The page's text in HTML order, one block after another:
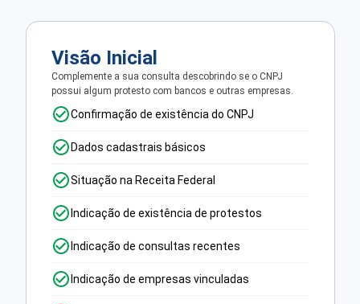
Visão Inicial
Complemente a sua consulta descobrindo se o CNPJ
possui algum protesto com bancos e outras empresas.
Confirmação de existência do CNPJ
Dados cadastrais básicos
Situação na Receita Federal
Indicação de existência de protestos
Indicação de consultas recentes
Indicação de empresas vinculadas